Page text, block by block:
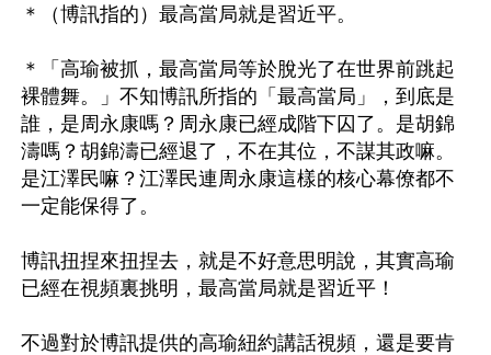
＊（博訊指的）最高當局就是習近平。
＊「高瑜被抓，最高當局等於脫光了在世界前跳起
裸體舞。」不知博訊所指的「最高當局」，到底是
誰，是周永康嗎？周永康已經成階下囚了。是胡錦
濤嗎？胡錦濤已經退了，不在其位，不謀其政嘛。
是江澤民嘛？江澤民連周永康這樣的核心幕僚都不
一定能保得了。
博訊扭捏來扭捏去，就是不好意思明說，其實高瑜
已經在視頻裏挑明，最高當局就是習近平！
不過對於博訊提供的高瑜紐約講話視頻，還是要肯